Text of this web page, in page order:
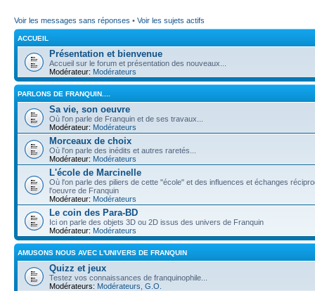
Voir les messages sans réponses • Voir les sujets actifs
ACCUEIL
Présentation et bienvenue
Accueil sur le forum et présentation des nouveaux...
Modérateur: Modérateurs
PARLONS DE FRANQUIN....
Sa vie, son oeuvre
Où l'on parle de Franquin et de ses travaux...
Modérateur: Modérateurs
Morceaux de choix
Où l'on parle des inédits et autres raretés...
Modérateur: Modérateurs
L'école de Marcinelle
Où l'on parle des piliers de cette "école" et des influences et échanges
l'oeuvre de Franquin
Modérateur: Modérateurs
Le coin des Para-BD
Ici on parle des objets 3D ou 2D issus des univers de Franquin
Modérateur: Modérateurs
AMUSONS NOUS AVEC L'UNIVERS DE FRANQUIN
Quizz et jeux
Testez vos connaissances de franquinophile...
Modérateurs: Modérateurs G.O.